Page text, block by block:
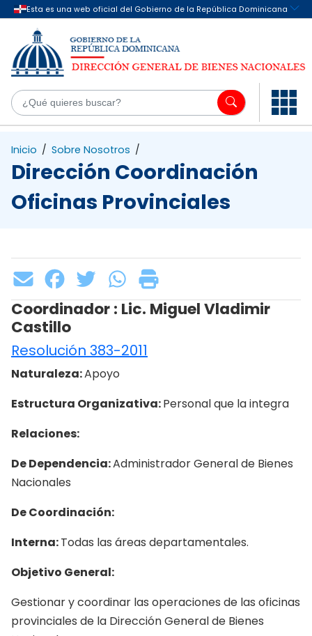
Saltar al contenido principal
Inicio / Sobre Nosotros /
Dirección Coordinación
Oficinas Provinciales
Coordinador : Lic. Miguel Vladimir
Castillo
Resolución 383-2011
Naturaleza:Apoyo
Estructura Organizativa:Personal que la integra
Relaciones:
De Dependencia:Administrador General de Bienes
Nacionales
De Coordinación:
Interna:Todas las áreas departamentales.
Objetivo General:
Gestionar y coordinar las operaciones de las oficinas
provinciales de la Dirección General de Bienes